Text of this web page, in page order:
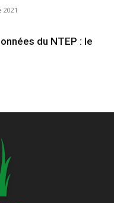
2021
du NTEP : le